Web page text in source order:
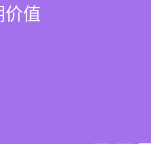
引擎
值